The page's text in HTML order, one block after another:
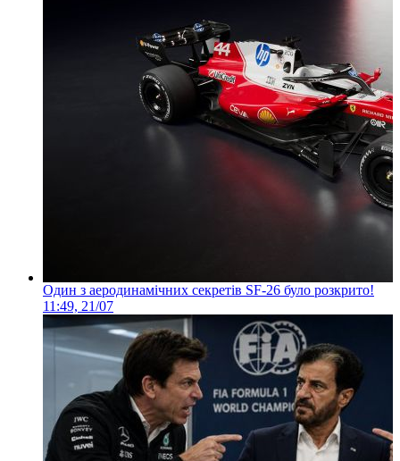
Один з аеродинамічних секретів SF-26 було розкрито!
11:49, 21/07